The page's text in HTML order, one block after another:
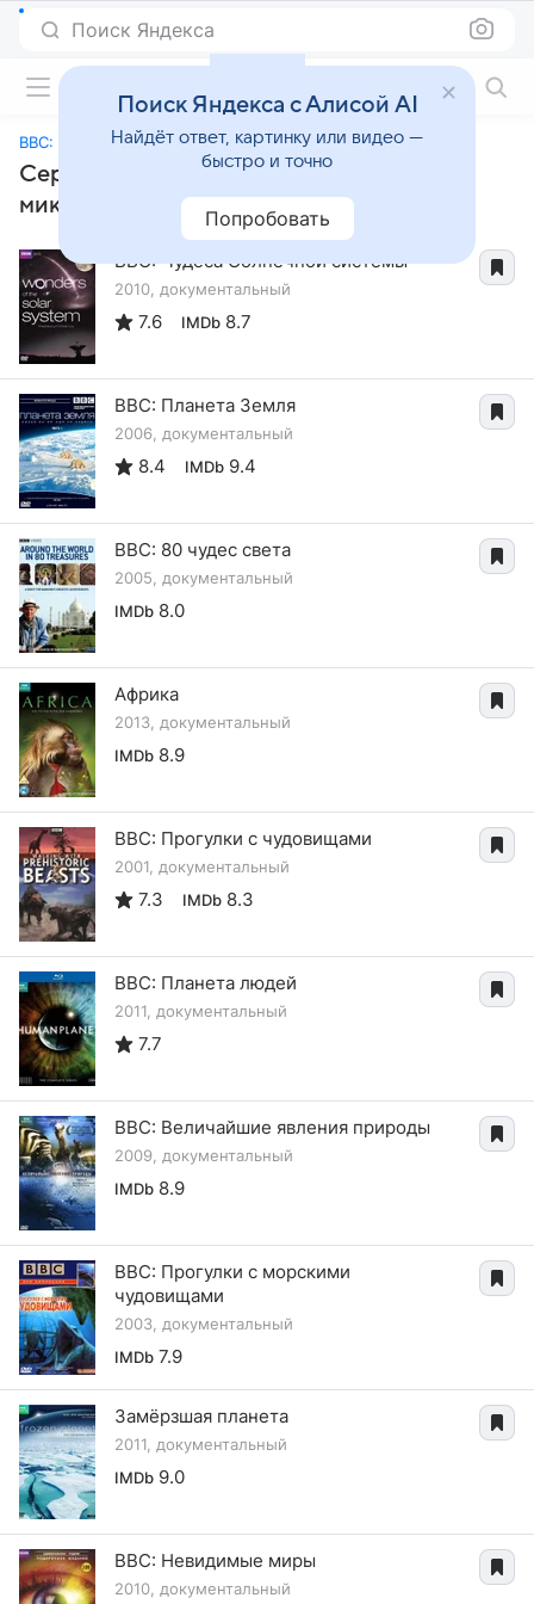
Поиск Яндекса
BBC: Жизнь в микромире
Сериалы, похожие на «BBC: Жизнь в
микромире»
BBC: Чудеса Солнечной системы
2010, документальный
7.6 IMDb 8.7
BBC: Планета Земля
2006, документальный
8.4 IMDb 9.4
BBC: 80 чудес света
2005, документальный
IMDb 8.0
Африка
2013, документальный
IMDb 8.9
BBC: Прогулки с чудовищами
2001, документальный
7.3 IMDb 8.3
BBC: Планета людей
2011, документальный
7.7
BBC: Величайшие явления природы
2009, документальный
IMDb 8.9
BBC: Прогулки с морскими
чудовищами
2003, документальный
IMDb 7.9
Замёрзшая планета
2011, документальный
IMDb 9.0
BBC: Невидимые миры
2010, документальный
Поиск Яндекса с Алисой AI
Найдёт ответ, картинку или видео —
быстро и точно
Попробовать